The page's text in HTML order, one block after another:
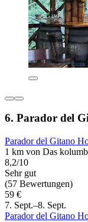
6. Parador del
Parador del Gitano
1 km von Das
8,2/10
Sehr gut
(57 Bewertungen)
59 €
7. Sept.–8. Sept.
Parador del Gitano